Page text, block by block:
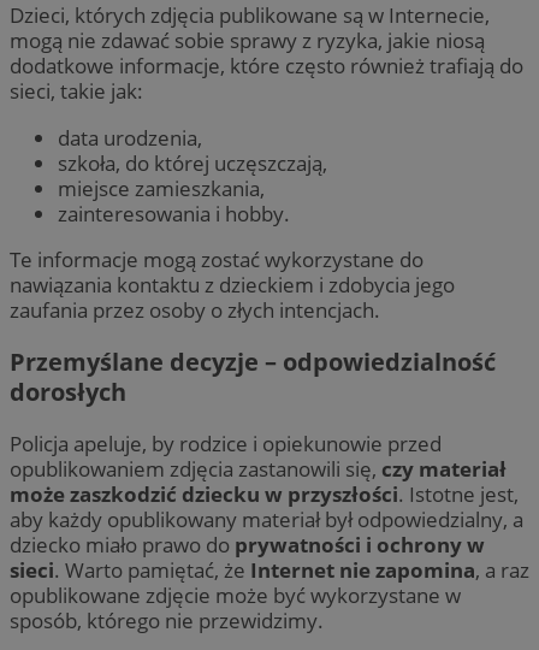
Dzieci, których zdjęcia publikowane są w Internecie,
mogą nie zdawać sobie sprawy z ryzyka, jakie niosą
dodatkowe informacje, które często również trafiają do
sieci, takie jak:
data urodzenia,
szkoła, do której uczęszczają,
miejsce zamieszkania,
zainteresowania i hobby.
Te informacje mogą zostać wykorzystane do
nawiązania kontaktu z dzieckiem i zdobycia jego
zaufania przez osoby o złych intencjach.
Przemyślane decyzje – odpowiedzialność
dorosłych
Policja apeluje, by rodzice i opiekunowie przed
opublikowaniem zdjęcia zastanowili się, czy materiał
może zaszkodzić dziecku w przyszłości. Istotne jest,
aby każdy opublikowany materiał był odpowiedzialny, a
dziecko miało prawo do prywatności i ochrony w
sieci. Warto pamiętać, że Internet nie zapomina, a raz
opublikowane zdjęcie może być wykorzystane w
sposób, którego nie przewidzimy.